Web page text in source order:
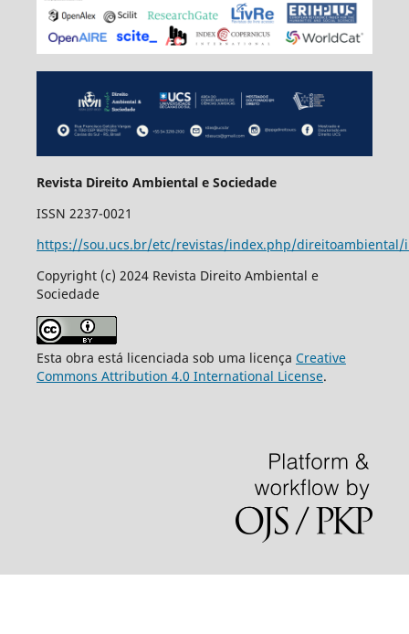
Revista Direito Ambiental e Sociedade
ISSN 2237-0021
https://sou.ucs.br/etc/revistas/index.php/direitoambiental/
Copyright (c) 2024 Revista Direito Ambiental e
Sociedade
Esta obra está licenciada sob uma licença Creative
Commons Attribution 4.0 International License.